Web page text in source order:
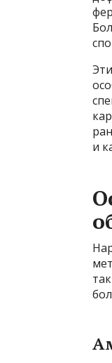
и